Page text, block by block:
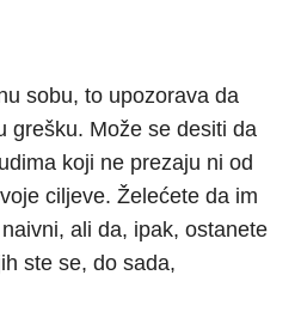
sobu, to upozorava da
grešku. Može se desiti da
koji ne prezaju ni od
ciljeve. Želećete da im
ali da, ipak, ostanete
ste se, do sada,